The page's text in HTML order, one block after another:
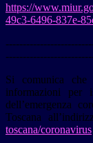
https://
49c3-6496-837e-
Si comunica
informazioni per
dell’emergenza
Toscana
toscana/coronavirus